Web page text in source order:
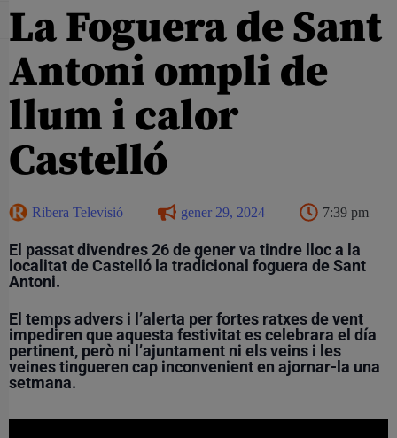
La Foguera de Sant
Antoni ompli de
llum i calor
Castelló
Ribera Televisió gener 29, 2024 7:39 pm
El passat divendres 26 de gener va tindre lloc a la
localitat de Castelló la tradicional foguera de Sant
Antoni.
El temps advers i l’alerta per fortes ratxes de vent
impediren que aquesta festivitat es celebrara el día
pertinent, però ni l’ajuntament ni els veins i les
veines tingueren cap inconvenient en ajornar-la una
setmana.